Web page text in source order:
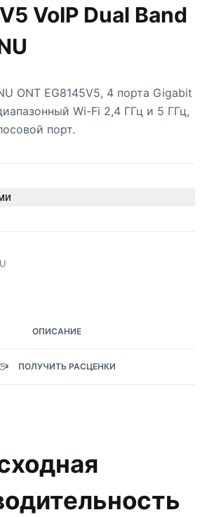
VoIP Dual Band
ONT EG8145V5, 4 порта Gigabit
Wi-Fi 2,4 ГГц и 5 ГГц,
порт.
ОПИСАНИЕ
ПОЛУЧИТЬ РАСЦЕНКИ